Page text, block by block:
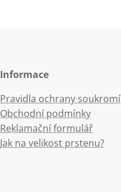
Informace
Pravidla ochrany soukromí
Obchodní podmínky
Reklamační formulář
Jak na velikost prstenu?